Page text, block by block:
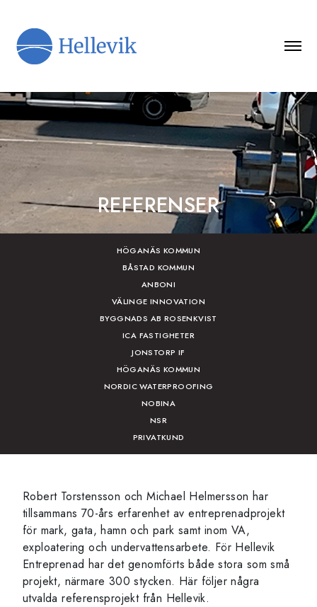
REFERENSER
HÖGANÄS KOMMUN
BÅSTAD KOMMUN
ANBONI
VÄLINGE INNOVATION
BYGGNADS AB ROSENKVIST
ICA FASTIGHETER
JONSTORP IF
HÖGANÄS KOMMUN
NORDIC WATERPROOFING
NOBINA
NSR
PRIVATKUND
Robert Torstensson och Michael Helmersson har
tillsammans 70-års erfarenhet av entreprenadprojekt
för mark, gata, hamn och park samt inom VA,
exploatering och undervattensarbete. För Hellevik
Entreprenad har det genomförts både stora som små
projekt, närmare 300 stycken. Här följer några
utvalda referensprojekt från Hellevik.